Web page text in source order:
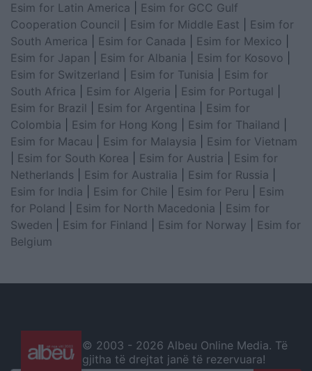
Esim for Latin America
Esim for GCC Gulf
Cooperation Council
Esim for Middle East
Esim for
South America
Esim for Canada Esim for Mexico
Esim for Japan
Esim for Albania Esim for Kosovo
Esim for Switzerland
Esim for Tunisia
Esim for
South Africa
Esim for Algeria Esim for Portugal
Esim for Brazil
Esim for Argentina
Esim for
Colombia
Esim for Hong Kong Esim for Thailand
Esim for Macau
Esim for Malaysia
Esim for Vietnam
Esim for South Korea Esim for Austria
Esim for
Netherlands
Esim for Australia Esim for Russia
Esim for India
Esim for Chile Esim for Peru
Esim
for Poland
Esim for North Macedonia
Esim for
Sweden
Esim for Finland Esim for Norway
Esim for
Belgium
© 2003 - 2026 Albeu Online Media. Të
gjitha të drejtat janë të rezervuara!